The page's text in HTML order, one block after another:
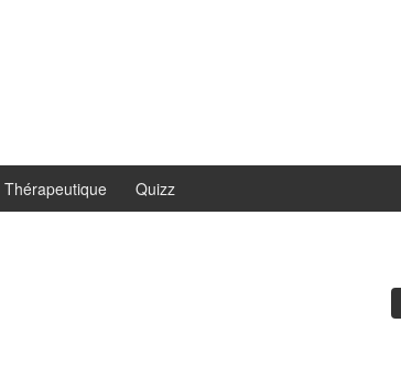
Thérapeutique Quizz